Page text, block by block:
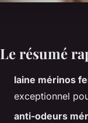
Le résumé
laine mérinos
exceptionnel
anti-odeurs